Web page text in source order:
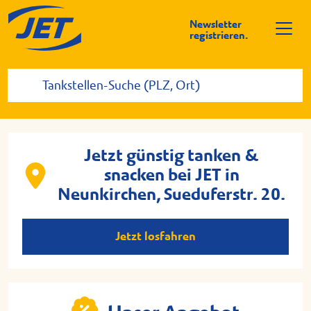
Newsletter
registrieren.
Jetzt günstig tanken &
snacken bei JET in
Neunkirchen, Sueduferstr. 20.
Jetzt losfahren